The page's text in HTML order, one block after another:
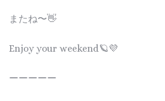
またね〜👋
Enjoy your weekend🪐💜
ーーーーー